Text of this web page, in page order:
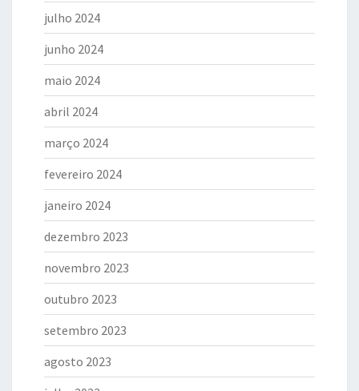
julho 2024
junho 2024
maio 2024
abril 2024
março 2024
fevereiro 2024
janeiro 2024
dezembro 2023
novembro 2023
outubro 2023
setembro 2023
agosto 2023